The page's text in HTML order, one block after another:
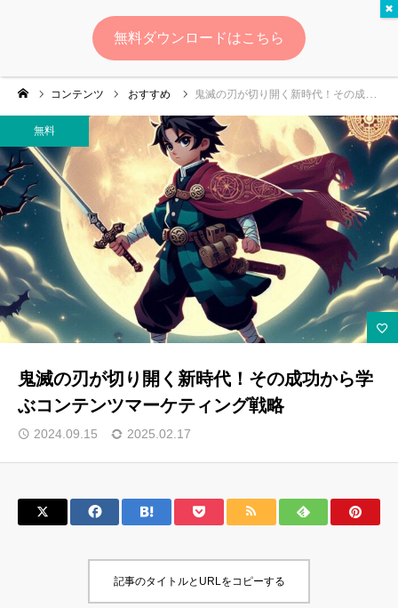
無料
コンテンツ おすすめ 鬼滅の刃が切り開く新時代！その成功から学ぶコンテンツマーケティング戦略
無料
鬼滅の刃が切り開く新時代！その成功から学
ぶコンテンツマーケティング戦略
2024.09.15 2025.02.17
記事のタイトルとURLをコピーする
ログイン 会員登録
ゆいマーケとは？
実績・お客様の声
無料診断
イベント・セミナー情報
コンテンツ
LINEお友達登録
スポンサー登録
サロン会員登録
ログイン
運営会社
無料ダウンロードはこちら